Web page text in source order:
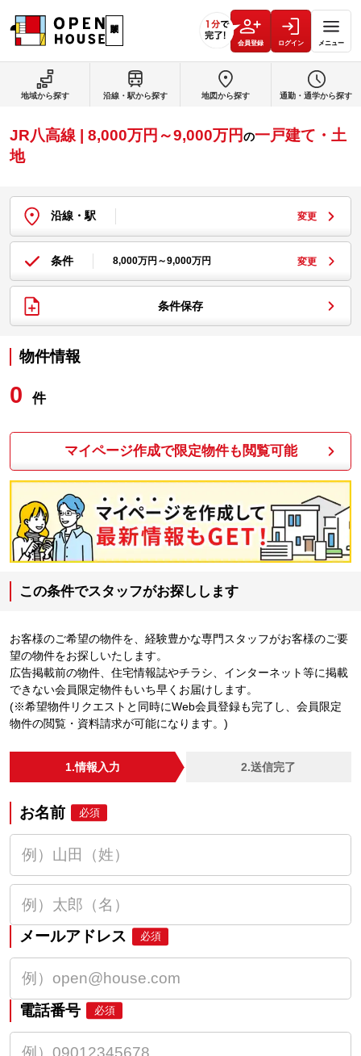
会員登録 ログイン メニュー
JR八高線 | 8,000万円～9,000万円の一戸建て・土
地
沿線・駅 変更
条件 8,000万円～9,000万円 変更
条件保存
物件情報
0 件
マイページ作成で限定物件も閲覧可能
この条件でスタッフがお探しします
お客様のご希望の物件を、経験豊かな専門スタッフがお客様のご要
望の物件をお探しいたします。
広告掲載前の物件、住宅情報誌やチラシ、インターネット等に掲載
できない会員限定物件もいち早くお届けします。
(※希望物件リクエストと同時にWeb会員登録も完了し、会員限定
物件の閲覧・資料請求が可能になります。)
1.情報入力 2.送信完了
お名前 必須
メールアドレス 必須
電話番号 必須
地域から探す 沿線・駅から探す 地図から探す 通勤・通学から探す